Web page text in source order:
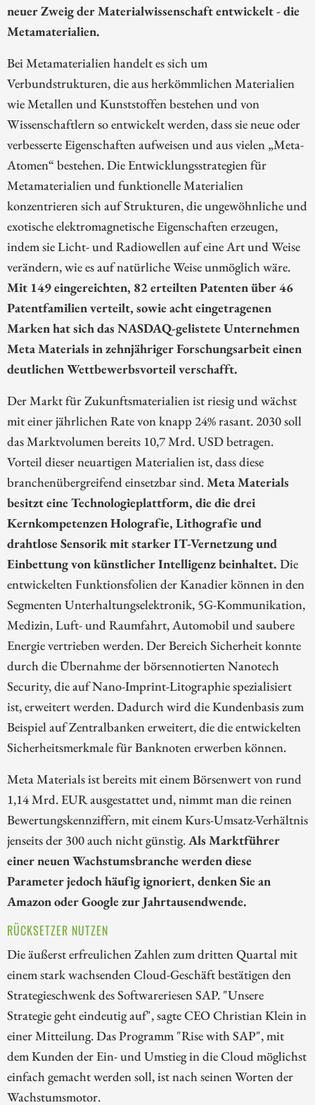
neuer Zweig der Materialwissenschaft entwickelt - die
Metamaterialien.
Bei Metamaterialien handelt es sich um
Verbundstrukturen, die aus herkömmlichen Materialien
wie Metallen und Kunststoffen bestehen und von
Wissenschaftlern so entwickelt werden, dass sie neue oder
verbesserte Eigenschaften aufweisen und aus vielen „Meta-
Atomen“ bestehen. Die Entwicklungsstrategien für
Metamaterialien und funktionelle Materialien
konzentrieren sich auf Strukturen, die ungewöhnliche und
exotische elektromagnetische Eigenschaften erzeugen,
indem sie Licht- und Radiowellen auf eine Art und Weise
verändern, wie es auf natürliche Weise unmöglich wäre.
Mit 149 eingereichten, 82 erteilten Patenten über 46
Patentfamilien verteilt, sowie acht eingetragenen
Marken hat sich das NASDAQ-gelistete Unternehmen
Meta Materials in zehnjähriger Forschungsarbeit einen
deutlichen Wettbewerbsvorteil verschafft.
Der Markt für Zukunftsmaterialien ist riesig und wächst
mit einer jährlichen Rate von knapp 24% rasant. 2030 soll
das Marktvolumen bereits 10,7 Mrd. USD betragen.
Vorteil dieser neuartigen Materialien ist, dass diese
branchenübergreifend einsetzbar sind.Meta Materials
besitzt eine Technologieplattform, die die drei
Kernkompetenzen Holografie, Lithografie und
drahtlose Sensorik mit starker IT-Vernetzung und
Einbettung von künstlicher Intelligenz beinhaltet. Die
entwickelten Funktionsfolien der Kanadier können in den
Segmenten Unterhaltungselektronik, 5G-Kommunikation,
Medizin, Luft- und Raumfahrt, Automobil und saubere
Energie vertrieben werden. Der Bereich Sicherheit konnte
durch die Übernahme der börsennotierten Nanotech
Security, die auf Nano-Imprint-Litographie spezialisiert
ist, erweitert werden. Dadurch wird die Kundenbasis zum
Beispiel auf Zentralbanken erweitert, die die entwickelten
Sicherheitsmerkmale für Banknoten erwerben können.
Meta Materials ist bereits mit einem Börsenwert von rund
1,14 Mrd. EUR ausgestattet und, nimmt man die reinen
Bewertungskennziffern, mit einem Kurs-Umsatz-Verhältnis
jenseits der 300 auch nicht günstig.Als Marktführer
einer neuen Wachstumsbranche werden diese
Parameter jedoch häufig ignoriert, denken Sie an
Amazon oder Google zur Jahrtausendwende.
RÜCKSETZER NUTZEN
Die äußerst erfreulichen Zahlen zum dritten Quartal mit
einem stark wachsenden Cloud-Geschäft bestätigen den
Strategieschwenk des Softwareriesen SAP. "Unsere
Strategie geht eindeutig auf", sagte CEO Christian Klein in
einer Mitteilung. Das Programm "Rise with SAP", mit
dem Kunden der Ein- und Umstieg in die Cloud möglichst
einfach gemacht werden soll, ist nach seinen Worten der
Wachstumsmotor.